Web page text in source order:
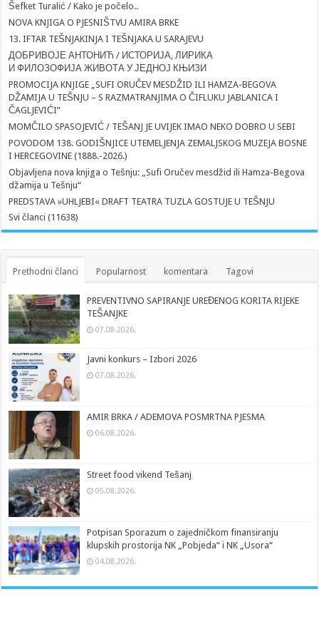
Šefket Turalić / Kako je počelo..
NOVA KNJIGA O PJESNIŠTVU AMIRA BRKE
13. IFTAR TEŠNJAKINJA I TEŠNJAKA U SARAJEVU
ДОБРИВОЈЕ АНТОНИЋ / ИСТОРИЈА, ЛИРИКА
И ФИЛОЗОФИЈА ЖИВОТА У ЈЕДНОЈ КЊИЗИ
PROMOCIJA KNJIGE „SUFI ORUČEV MESDŽID ILI HAMZA-BEGOVA
DŽAMIJA U TEŠNJU – S RAZMATRANJIMA O ČIFLUKU JABLANICA I
ČAGLJEVIĆI”
MOMČILO SPASOJEVIĆ / TEŠANJ JE UVIJEK IMAO NEKO DOBRO U SEBI
POVODOM 138. GODIŠNJICE UTEMELJENJA ZEMALJSKOG MUZEJA BOSNE
I HERCEGOVINE (1888.-2026.)
Objavljena nova knjiga o Tešnju: „Sufi Oručev mesdžid ili Hamza-Begova
džamija u Tešnju“
PREDSTAVA »UHLJEBI« DRAFT TEATRA TUZLA GOSTUJE U TEŠNJU
Svi članci (11638)
Prethodni članci Popularnost komentara Tagovi
PREVENTIVNO SAPIRANJE UREĐENOG KORITA RIJEKE
TEŠANJKE
07.08.2026.
Javni konkurs – Izbori 2026
07.08.2026.
AMIR BRKA / ADEMOVA POSMRTNA PJESMA
06.08.2026.
Street food vikend Tešanj
05.08.2026.
Potpisan Sporazum o zajedničkom finansiranju
klupskih prostorija NK „Pobjeda“ i NK „Usora“
04.08.2026.